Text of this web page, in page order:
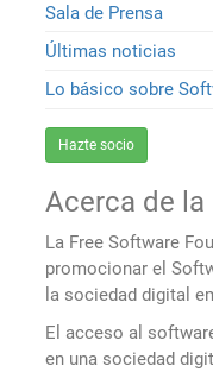
Sala de Prensa
Últimas noticias
Lo básico sobre
Hazte socio
Acerca de la
La Free Software
promocionar el
la sociedad digital
El acceso al
en una sociedad